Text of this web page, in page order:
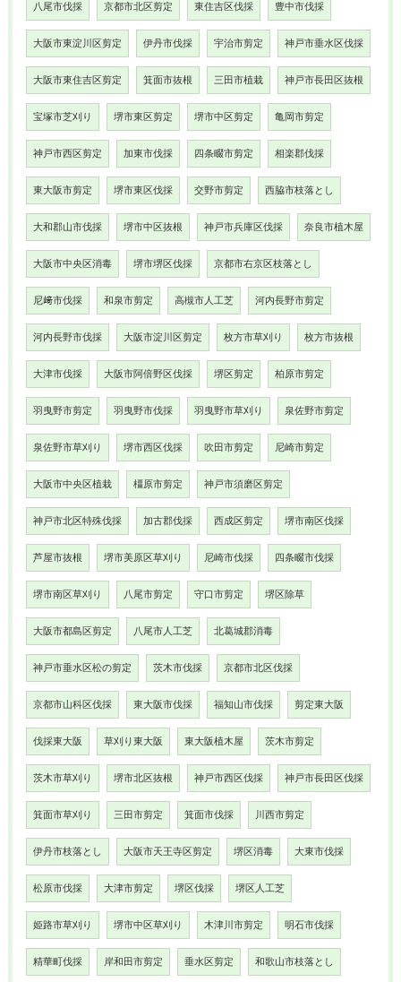
八尾市伐採 京都市北区剪定 東住吉区伐採 豊中市伐採
大阪市東淀川区剪定 伊丹市伐採 宇治市剪定 神戸市垂水区伐採
大阪市東住吉区剪定 箕面市抜根 三田市植栽 神戸市長田区抜根
宝塚市芝刈り 堺市東区剪定 堺市中区剪定 亀岡市剪定
神戸市西区剪定 加東市伐採 四条畷市剪定 相楽郡伐採
東大阪市剪定 堺市東区伐採 交野市剪定 西脇市枝落とし
大和郡山市伐採 堺市中区抜根 神戸市兵庫区伐採 奈良市植木屋
大阪市中央区消毒 堺市堺区伐採 京都市右京区枝落とし
尼﨑市伐採 和泉市剪定 高槻市人工芝 河内長野市剪定
河内長野市伐採 大阪市淀川区剪定 枚方市草刈り 枚方市抜根
大津市伐採 大阪市阿倍野区伐採 堺区剪定 柏原市剪定
羽曳野市剪定 羽曳野市伐採 羽曳野市草刈り 泉佐野市剪定
泉佐野市草刈り 堺市西区伐採 吹田市剪定 尼崎市剪定
大阪市中央区植栽 橿原市剪定 神戸市須磨区剪定
神戸市北区特殊伐採 加古郡伐採 西成区剪定 堺市南区伐採
芦屋市抜根 堺市美原区草刈り 尼崎市伐採 四条畷市伐採
堺市南区草刈り 八尾市剪定 守口市剪定 堺区除草
大阪市都島区剪定 八尾市人工芝 北葛城郡消毒
神戸市垂水区松の剪定 茨木市伐採 京都市北区伐採
京都市山科区伐採 東大阪市伐採 福知山市伐採 剪定東大阪
伐採東大阪 草刈り東大阪 東大阪植木屋 茨木市剪定
茨木市草刈り 堺市北区抜根 神戸市西区伐採 神戸市長田区伐採
箕面市草刈り 三田市剪定 箕面市伐採 川西市剪定
伊丹市枝落とし 大阪市天王寺区剪定 堺区消毒 大東市伐採
松原市伐採 大津市剪定 堺区伐採 堺区人工芝
姫路市草刈り 堺市中区草刈り 木津川市剪定 明石市伐採
精華町伐採 岸和田市剪定 垂水区剪定 和歌山市枝落とし